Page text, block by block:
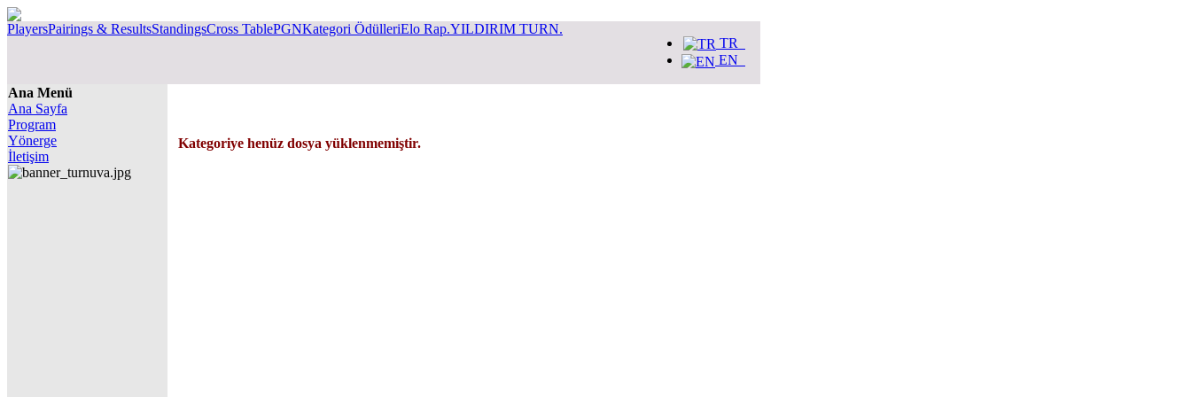
PlayersPairings & ResultsStandingsCross TablePGNKategori ÖdülleriElo Rap.YILDIRIM TURN.
TR
EN
Ana Menü
Ana Sayfa
Program
Yönerge
İletişim
Kategoriye henüz dosya yüklenmemiştir.